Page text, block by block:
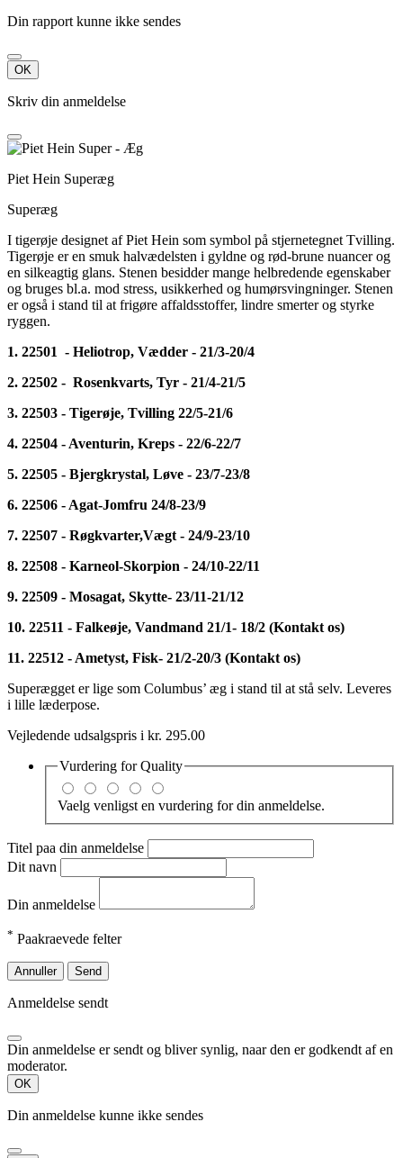
Din rapport kunne ikke sendes
OK
Skriv din anmeldelse
Piet Hein Superæg
Superæg
I tigerøje designet af Piet Hein som symbol på stjernetegnet Tvilling.
Tigerøje er en smuk halvædelsten i gyldne og rød-brune nuancer og
en silkeagtig glans. Stenen besidder mange helbredende egenskaber
og bruges bl.a. mod stress, usikkerhed og humørsvingninger. Stenen
er også i stand til at frigøre affaldsstoffer, lindre smerter og styrke
ryggen.
1. 22501 - Heliotrop, Vædder - 21/3-20/4
2. 22502 - Rosenkvarts, Tyr - 21/4-21/5
3. 22503 - Tigerøje, Tvilling 22/5-21/6
4. 22504 - Aventurin, Kreps - 22/6-22/7
5. 22505 - Bjergkrystal, Løve - 23/7-23/8
6. 22506 - Agat-Jomfru 24/8-23/9
7. 22507 - Røgkvarter,Vægt - 24/9-23/10
8. 22508 - Karneol-Skorpion - 24/10-22/11
9. 22509 - Mosagat, Skytte- 23/11-21/12
10. 22511 - Falkeøje, Vandmand 21/1- 18/2 (Kontakt os)
11. 22512 - Ametyst, Fisk- 21/2-20/3 (Kontakt os)
Superægget er lige som Columbus’ æg i stand til at stå selv. Leveres
i lille læderpose.
Vejledende udsalgspris i kr. 295.00
Vurdering forQuality
Vaelg venligst en vurdering for din anmeldelse.
Titel paa din anmeldelse
Dit navn
Din anmeldelse
* Paakraevede felter
Annuller Send
Anmeldelse sendt
Din anmeldelse er sendt og bliver synlig, naar den er godkendt af en
moderator.
OK
Din anmeldelse kunne ikke sendes